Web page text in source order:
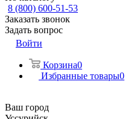
8 (800) 600-51-53
Заказать звонок
Задать вопрос
Войти
Корзина0
Избранные товары0
Ваш город